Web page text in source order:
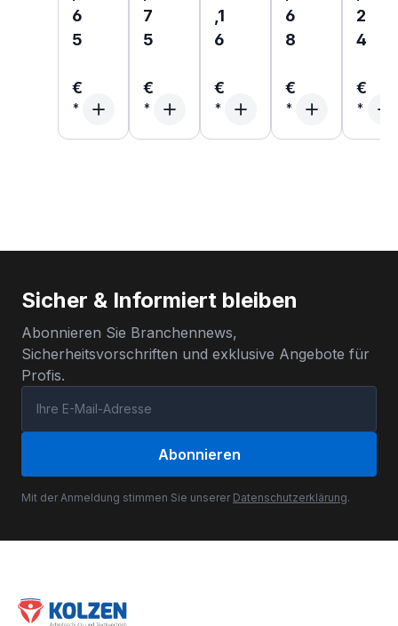
6
5
€
7
5
€
,1
6
€
6
8
€
2
4
€
Sicher & Informiert bleiben
Abonnieren Sie Branchennews,
Sicherheitsvorschriften und exklusive Angebote für
Profis.
Abonnieren
Mit der Anmeldung stimmen Sie unserer Datenschutzerklärung.